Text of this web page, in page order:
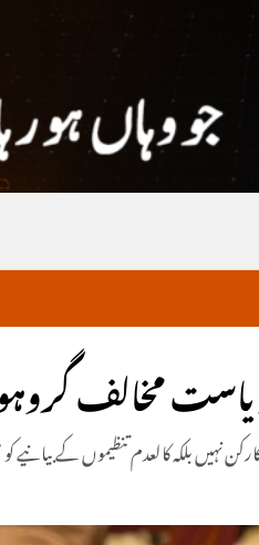
ریاست مخالف
نہیں بلکہ کالعدم تنظیموں کے